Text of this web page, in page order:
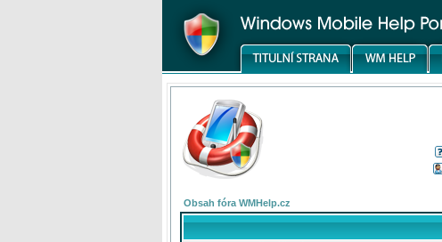
Obsah fóra WMHelp.cz